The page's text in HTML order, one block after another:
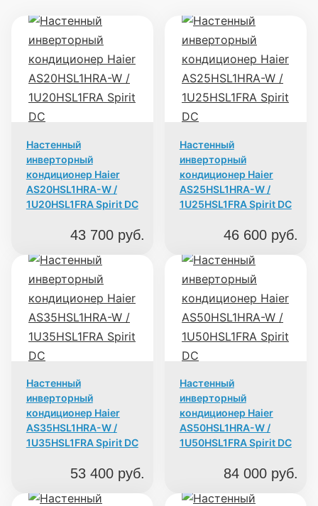
Настенный
инверторный
кондиционер Haier
AS20HSL1HRA-W /
1U20HSL1FRA Spirit DC
43 700 руб.
Настенный
инверторный
кондиционер Haier
AS25HSL1HRA-W /
1U25HSL1FRA Spirit DC
46 600 руб.
Настенный
инверторный
кондиционер Haier
AS35HSL1HRA-W /
1U35HSL1FRA Spirit DC
53 400 руб.
Настенный
инверторный
кондиционер Haier
AS50HSL1HRA-W /
1U50HSL1FRA Spirit DC
84 000 руб.